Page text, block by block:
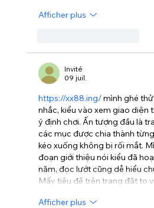
Afficher plus
Invité
09 juil.
https://xx88.ing/ mình ghé
nhắc, kiểu vào xem giao diện
ý định chơi. Ấn tượng đầu là
các mục được chia thành
kéo xuống không bị rối mắt.
đoạn giới thiệu nói kiểu đã
năm, đọc lướt cũng dễ hiểu
Mấy tiêu đề trên trang đặt to
Afficher plus